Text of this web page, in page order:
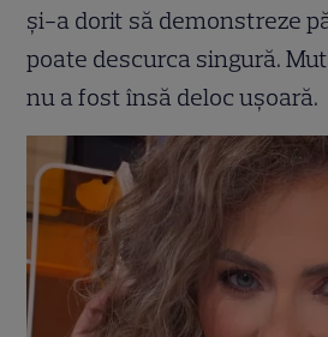
și-a dorit să demonstreze
poate descurca singură.
nu a fost însă deloc ușoară.